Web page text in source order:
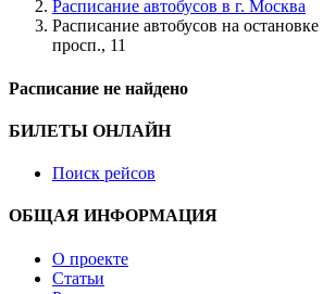
Расписание автобусов в г. Москва
Расписание автобусов на
просп., 11
Расписание не найдено
БИЛЕТЫ ОНЛАЙН
Поиск рейсов
ОБЩАЯ ИНФОРМАЦИЯ
О проекте
Статьи